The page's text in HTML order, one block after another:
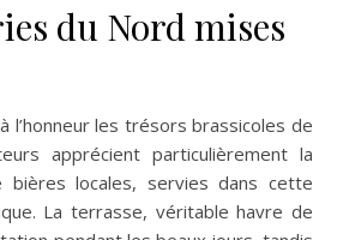
du Nord mises
l’honneur les trésors brassicoles de
apprécient particulièrement la
bières locales, servies dans cette
La terrasse, véritable havre de